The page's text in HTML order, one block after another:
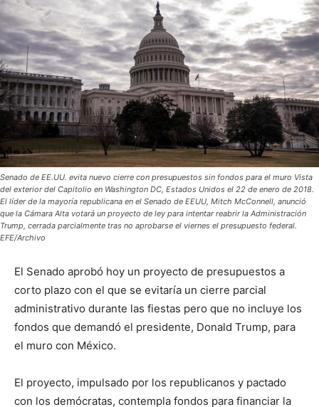
Senado de EE.UU. evita nuevo cierre con presupuestos sin fondos para el muro Vista
del exterior del Capitolio en Washington DC, Estados Unidos el 22 de enero de 2018.
El líder de la mayoría republicana en el Senado de EEUU, Mitch McConnell, anunció
que la Cámara Alta votará un proyecto de ley para intentar reabrir la Administración
Trump, cerrada parcialmente tras no aprobarse el viernes el presupuesto federal.
EFE/Archivo
El Senado aprobó hoy un proyecto de presupuestos a
corto plazo con el que se evitaría un cierre parcial
administrativo durante las fiestas pero que no incluye los
fondos que demandó el presidente, Donald Trump, para
el muro con México.
El proyecto, impulsado por los republicanos y pactado
con los demócratas, contempla fondos para financiar la